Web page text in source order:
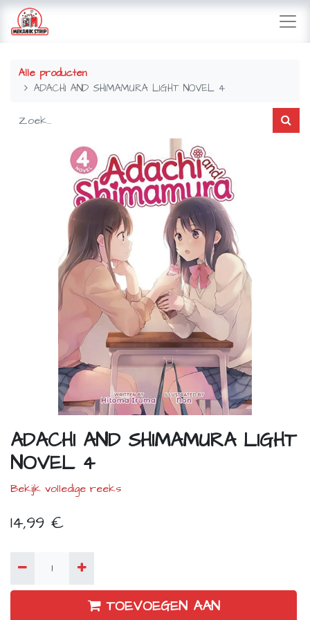
Alle producten
ADACHI AND SHIMAMURA LIGHT NOVEL 4
ADACHI AND SHIMAMURA LIGHT
NOVEL 4
Bekijk volledige reeks
14,99 €
TOEVOEGEN AAN